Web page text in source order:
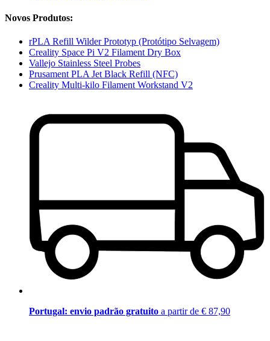
Novos Produtos:
rPLA Refill Wilder Prototyp (Protótipo Selvagem)
Creality Space Pi V2 Filament Dry Box
Vallejo Stainless Steel Probes
Prusament PLA Jet Black Refill (NFC)
Creality Multi-kilo Filament Workstand V2
Portugal: envio padrão gratuito a partir de € 87,90